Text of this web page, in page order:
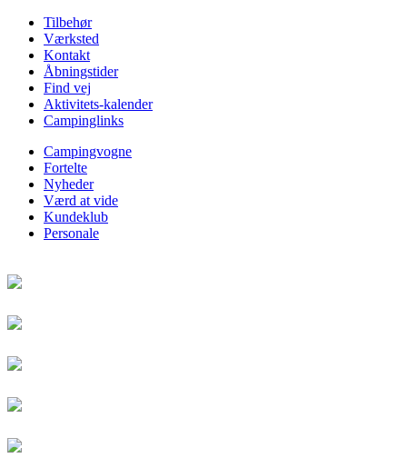
Tilbehør
Værksted
Kontakt
Åbningstider
Find vej
Aktivitets-kalender
Campinglinks
Campingvogne
Fortelte
Nyheder
Værd at vide
Kundeklub
Personale